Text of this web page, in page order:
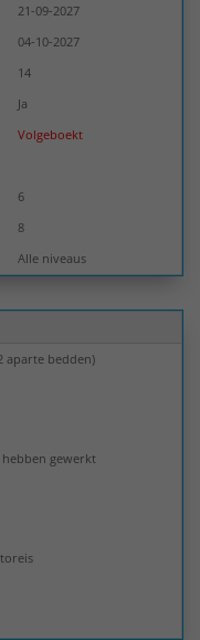
21-09-2027
04-10-2027
14
Ja
Volgeboekt
6
8
Alle niveaus
aparte bedden)
hebben gewerkt